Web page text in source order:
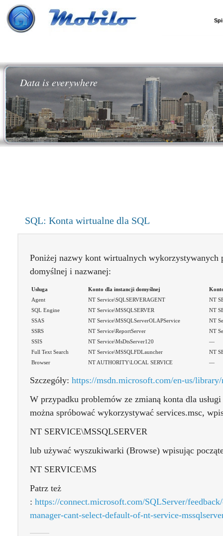
Data is everywhere
SQL: Konta wirtualne dla SQL
Poniżej nazwy kont wirtualnych wykorzystywanych
domyślnej i nazwanej:
Usługa Konto dla instancji domyślnej
Agent
NT Service\SQLSERVERAGENT
NT
SQL Engine
NT Service\MSSQLSERVER
NT
SSAS
NT Service\MSSQLServerOLAPService
NT
SSRS
NT Service\ReportServer
NT
SSIS
NT Service\MsDtsServer120
—
Full Text Search
NT Service\MSSQLFDLauncher
NT
Browser
NT AUTHORITY\LOCAL SERVICE —
Szczegóły: https://msdn.microsoft.com/en-us/library/
W przypadku problemów ze zmianą konta dla
można spróbować wykorzystywać services.msc,
NT SERVICE\MSSQLSERVER
lub używać wyszukiwarki (Browse) wpisując
NT SERVICE\MS
Patrz też
: https://connect.microsoft.com/SQLServer/
manager-cant-select-default-of-nt-service-